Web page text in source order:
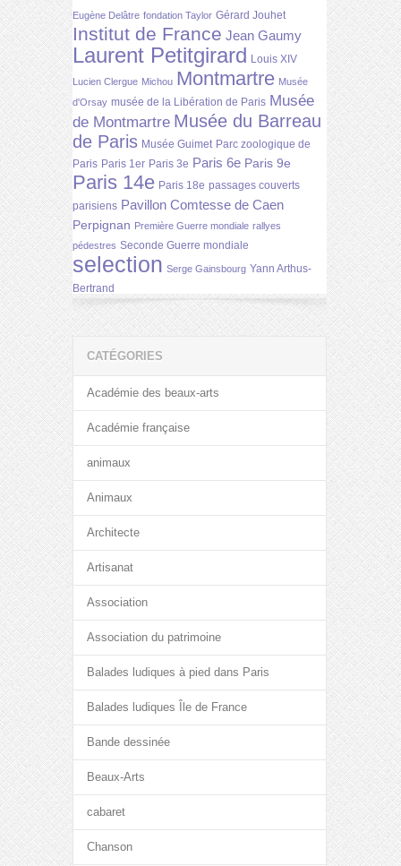
Eugène Delâtre fondation Taylor Gérard Jouhet
Institut de France Jean Gaumy
Laurent Petitgirard Louis XIV
Lucien Clergue Michou Montmartre Musée
d'Orsay musée de la Libération de Paris Musée
de Montmartre Musée du Barreau
de Paris Musée Guimet Parc zoologique de
Paris Paris 1er Paris 3e Paris 6e Paris 9e
Paris 14e Paris 18e passages couverts
parisiens Pavillon Comtesse de Caen
Perpignan Première Guerre mondiale rallyes
pédestres Seconde Guerre mondiale
selection Serge Gainsbourg Yann Arthus-
Bertrand
CATÉGORIES
Académie des beaux-arts
Académie française
animaux
Animaux
Architecte
Artisanat
Association
Association du patrimoine
Balades ludiques à pied dans Paris
Balades ludiques Île de France
Bande dessinée
Beaux-Arts
cabaret
Chanson